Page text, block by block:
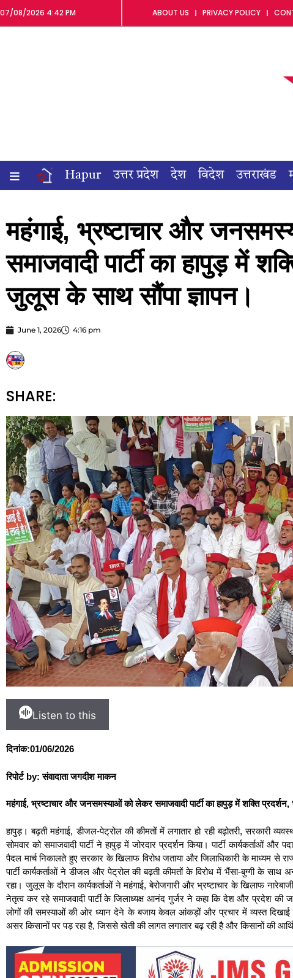
07/08/2026 4:42 PM ABOUT US PRIVACY POLICY
Hapur उत्तर प्रदेश देश विदेश उत्तराखंड
महंगाई, भ्रष्टाचार और
समाजवादी पार्टी का हापुड़ में
जुलूस के साथ सौंपा ज्ञापन।
June 1, 2026 4:16 pm
SHARE:
Listen to this
दिनांक:01/06/2026
रिपोर्ट by: संवादाता जगदीश माकन
महंगाई, भ्रष्टाचार और जनसमस्याओं को लेकर समाजवादी पार्टी का हापुड़ में शक्ति
हापुड़। बढ़ती महंगाई, डीजल-पेट्रोल की कीमतों में लगातार हो रही बढ़ोतरी, सरकारी
सोमवार को समाजवादी पार्टी ने हापुड़ में जोरदार प्रदर्शन किया। पार्टी कार्यकर्ताओं
पैदल मार्च निकालते हुए सरकार के खिलाफ विरोध जताया और जिलाधिकारी के माध्यम से
पार्टी कार्यकर्ताओं ने डीजल और पेट्रोल की बढ़ती कीमतों के विरोध में भैंसा-बुग्गी के साथ
रहा। जुलूस के दौरान कार्यकर्ताओं ने महंगाई, बेरोजगारी और भ्रष्टाचार के खिलाफ
नेतृत्व कर रहे समाजवादी पार्टी के जिलाध्यक्ष आनंद गुर्जर ने कहा कि देश और प्रदेश की
लोगों की समस्याओं की ओर ध्यान देने के बजाय केवल आंकड़ों और प्रचार में व्यस्त दिखाई
असर किसानों पर पड़ रहा है, जिससे खेती की लागत लगातार बढ़ रही है और किसानों की